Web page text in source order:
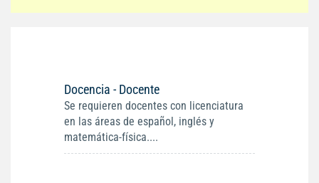
Docencia - Docente
Se requieren docentes con licenciatura
en las áreas de español, inglés y
matemática-física....